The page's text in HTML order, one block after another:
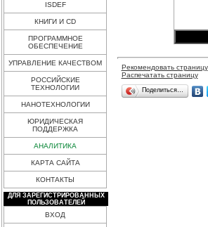
ISDEF
КНИГИ И CD
ПРОГРАММНОЕ
ОБЕСПЕЧЕНИЕ
УПРАВЛЕНИЕ КАЧЕСТВОМ
РОССИЙСКИЕ
ТЕХНОЛОГИИ
НАНОТЕХНОЛОГИИ
ЮРИДИЧЕСКАЯ
ПОДДЕРЖКА
АНАЛИТИКА
КАРТА САЙТА
КОНТАКТЫ
ДЛЯ ЗАРЕГИСТРИРОВАННЫХ
ПОЛЬЗОВАТЕЛЕЙ
ВХОД
Рекомендовать страницу
Распечатать страницу
Поделиться…